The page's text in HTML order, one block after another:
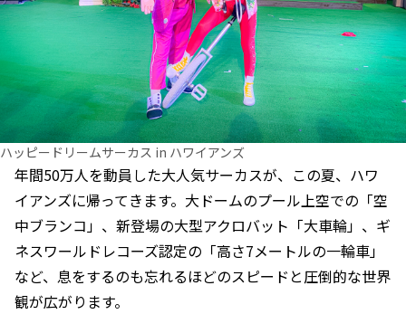
ハッピードリームサーカス in ハワイアンズ
年間50万人を動員した大人気サーカスが、この夏、ハワ
イアンズに帰ってきます。大ドームのプール上空での「空
中ブランコ」、新登場の大型アクロバット「大車輪」、ギ
ネスワールドレコーズ認定の「高さ7メートルの一輪車」
など、息をするのも忘れるほどのスピードと圧倒的な世界
観が広がります。